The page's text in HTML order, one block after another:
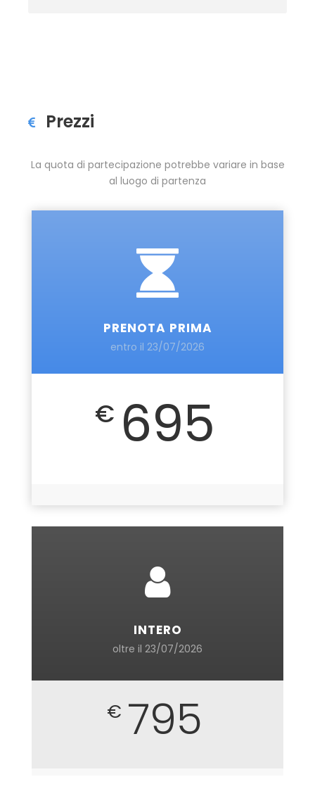
Prezzi
La quota di partecipazione potrebbe variare in base
al luogo di partenza
PRENOTA PRIMA
entro il 23/07/2026
€ 695
INTERO
oltre il 23/07/2026
€ 795